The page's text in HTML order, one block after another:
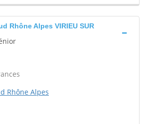
Rhône Alpes VIRIEU SUR
Rhône Alpes